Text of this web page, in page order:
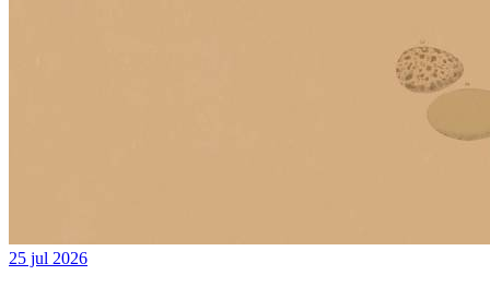
25 jul 2026